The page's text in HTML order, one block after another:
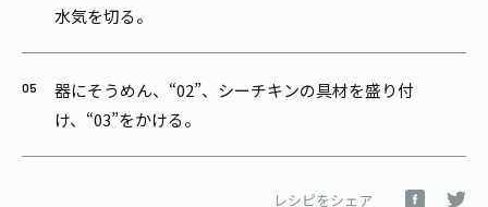
水気を切る。
器にそうめん、“02”、シーチキンの具材を盛り付
け、“03”をかける。
レシピをシェア